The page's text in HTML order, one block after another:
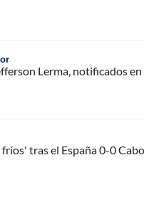
Lerma, notificados
tras el España 0-0